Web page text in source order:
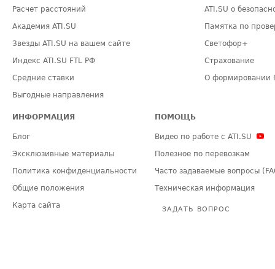
Расчет расстояний
Академия ATI.SU
Звезды ATI.SU на вашем сайте
Индекс ATI.SU FTL РФ
Средние ставки
Выгодные направления
ATI.SU о
Памятка по
Светофор+
Страхование
О формировании
ИНФОРМАЦИЯ
Блог
Эксклюзивные материалы
Политика конфиденциальности
Общие положения
Карта сайта
ПОМОЩЬ
Видео по работе с ATI.SU
Полезное по перевозкам
Часто задаваемые вопросы
Техническая информация
ЗАДАТЬ ВОПРОС